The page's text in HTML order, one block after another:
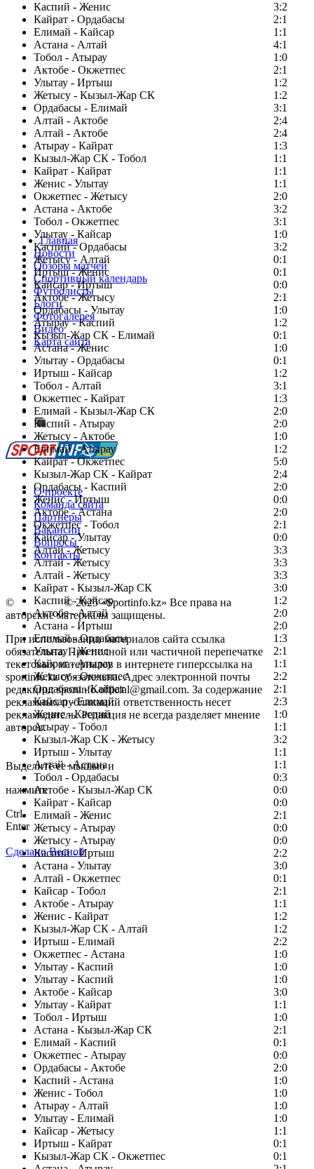
Каспий - Женис
3:2
Кайрат - Ордабасы
2:1
Елимай - Кайсар
1:1
Астана - Алтай
4:1
Тобол - Атырау
1:0
Актобе - Окжетпес
2:1
Улытау - Иртыш
1:2
Жетысу - Кызыл-Жар СК
1:2
Ордабасы - Елимай
3:1
Алтай - Актобе
2:4
Алтай - Актобе
2:4
Атырау - Кайрат
1:3
Кызыл-Жар СК - Тобол
1:1
Кайрат - Кайрат
1:1
Женис - Улытау
1:1
Окжетпес - Жетысу
2:0
Астана - Актобе
3:2
Тобол - Окжетпес
3:1
Улытау - Кайсар
1:0
Каспий - Ордабасы
3:2
Жетысу - Алтай
0:1
Иртыш - Женис
0:1
Кайсар - Иртыш
0:0
Актобе - Жетысу
2:1
Ордабасы - Улытау
1:0
Атырау - Каспий
1:2
Кызыл-Жар СК - Елимай
0:1
Астана - Женис
1:0
Улытау - Ордабасы
0:1
Иртыш - Кайсар
1:2
Тобол - Алтай
3:1
Окжетпес - Кайрат
1:3
Елимай - Кызыл-Жар СК
2:0
Каспий - Атырау
2:0
Жетысу - Актобе
1:0
Елимай - Атырау
1:2
Кайрат - Окжетпес
5:0
Кызыл-Жар СК - Кайрат
2:4
Ордабасы - Каспий
2:0
Женис - Иртыш
0:0
Актобе - Астана
2:0
Окжетпес - Тобол
2:1
Кайсар - Улытау
0:0
Алтай - Жетысу
3:3
Алтай - Жетысу
3:3
Алтай - Жетысу
3:3
Кайрат - Кызыл-Жар СК
3:0
Каспий - Кайсар
1:2
Актобе - Алтай
2:0
Астана - Иртыш
2:0
Елимай - Ордабасы
1:3
Улытау - Женис
2:1
Кайрат - Атырау
1:1
Жетысу - Окжетпес
2:2
Ордабасы - Кайрат
2:1
Кайсар - Елимай
2:3
Женис - Каспий
1:0
Атырау - Тобол
1:1
Кызыл-Жар СК - Жетысу
3:2
Иртыш - Улытау
1:1
Алтай - Астана
1:1
Тобол - Ордабасы
0:3
Актобе - Кызыл-Жар СК
0:0
Кайрат - Кайсар
0:0
Елимай - Женис
2:1
Жетысу - Атырау
0:0
Жетысу - Атырау
0:0
Каспий - Иртыш
2:2
Астана - Улытау
3:0
Алтай - Окжетпес
0:1
Кайсар - Тобол
2:1
Актобе - Атырау
1:1
Женис - Кайрат
1:2
Кызыл-Жар СК - Алтай
1:2
Иртыш - Елимай
2:2
Окжетпес - Астана
1:0
Улытау - Каспий
1:0
Улытау - Каспий
1:0
Актобе - Кайсар
3:0
Улытау - Кайрат
1:1
Тобол - Иртыш
1:0
Астана - Кызыл-Жар СК
2:1
Елимай - Каспий
0:1
Окжетпес - Атырау
0:0
Ордабасы - Актобе
2:0
Каспий - Астана
1:0
Женис - Тобол
1:0
Атырау - Алтай
1:0
Улытау - Елимай
1:0
Кайсар - Жетысу
1:1
Иртыш - Кайрат
0:1
Кызыл-Жар СК - Окжетпес
0:1
Главная
Новости
Обзоры матчей
Спортивный календарь
Футболисты
Блоги
Фотогалерея
Видео
Карта сайта
Есть идея?
Сообщить о мероприятии
Перейти на старый сайт
О проекте
Команда сайта
Партнеры
Вакансии
Вопросы
Контакты
© Copyright© 2025 «Sportinfo.kz» Все права на
авторские материалы защищены.
При использовании материалов сайта ссылка
обязательна. При полной или частичной перепечатке
текстовых материалов в интернете гиперссылка на
sportinfo.kz обязательна. Адрес электронной почты
редакции: sportinfo.official@gmail.com. За содержание
рекламных публикаций ответственность несет
рекламодатель. Редакция не всегда разделяет мнение
авторов.
Заметили ошибку в тексте?
Выделите ее мышью и
нажмите
Ctrl
Enter
Сделано Весной